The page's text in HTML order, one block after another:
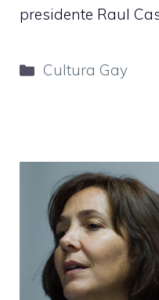
presidente Raul
Categorie
Cultura Gay